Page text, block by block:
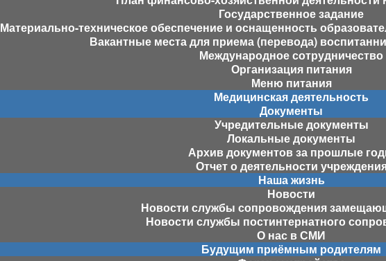
Государственное задание
Материально-техническое обеспечение и оснащенность
Вакантные места для приема (перевода)
Международное сотрудничество
Организация питания
Меню питания
Медицинская деятельность
Документы
Учредительные документы
Локальные документы
Архив документов за прошлые
Отчет о деятельности
Наша жизнь
Новости
Новости службы сопровождения
Новости службы постинтернатного
О нас в СМИ
Будущим приёмным родителям